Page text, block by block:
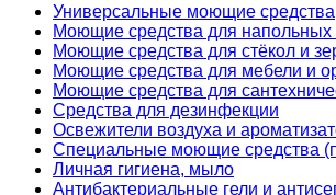
Универсальные моющие средства
Моющие средства для напольных
Моющие средства для стёкол и
Моющие средства для мебели и
Моющие средства для
Средства для дезинфекции
Освежители воздуха и
Специальные моющие средства
Личная гигиена, мыло
Антибактериальные гели и